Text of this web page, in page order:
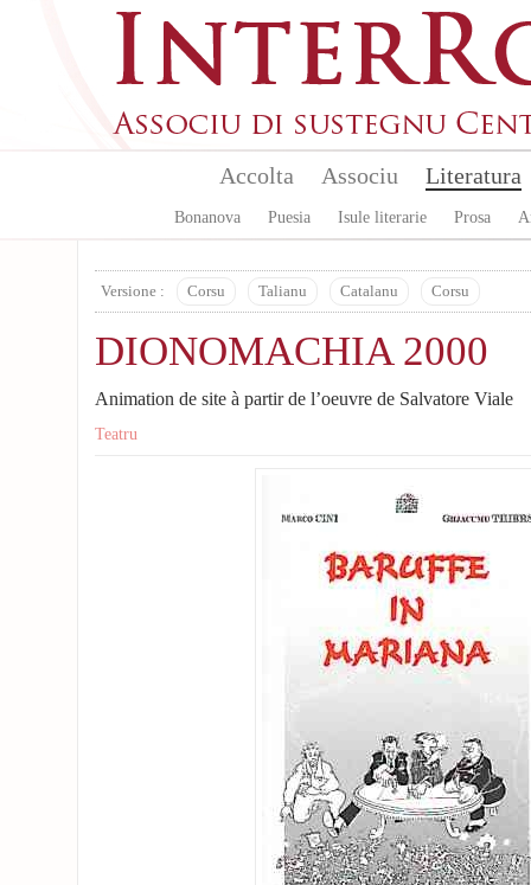
Accolta Associu Literatura
Bonanova Puesia Isule literarie Prosa
Versione : Corsu Talianu Catalanu Corsu
DIONOMACHIA 2000
Animation de site à partir de l’oeuvre de Salvatore Viale
Teatru